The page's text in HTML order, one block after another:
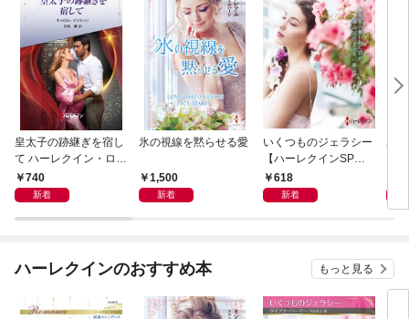
皇太子の跡継ぎを宿し
て ハーレクイン・ロマ
ンス～純潔のシンデレ
ラ～
740
新着
氷の視線を黙らせる愛
1,500
新着
いくつものジェラシー
【ハーレクインSP文
庫版】
618
新着
あ
レ
ク
ハーレクインのおすすめ本 もっと見る